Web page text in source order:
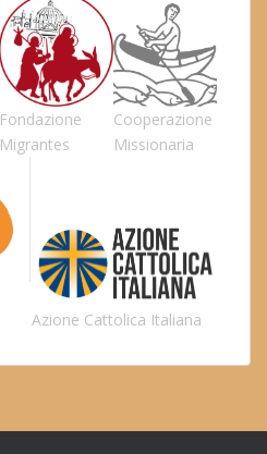
Fondazione
Migrantes
Cooperazione
Missionaria
Azione Cattolica Italiana